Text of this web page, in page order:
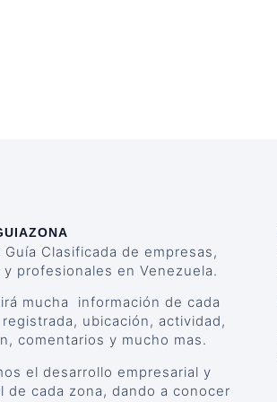
Guía Clasificada de empresas,
profesionales en Venezuela.
mucha información de cada
ubicación, actividad,
comentarios y mucho mas.
el desarrollo empresarial y
de cada zona, dando a conocer